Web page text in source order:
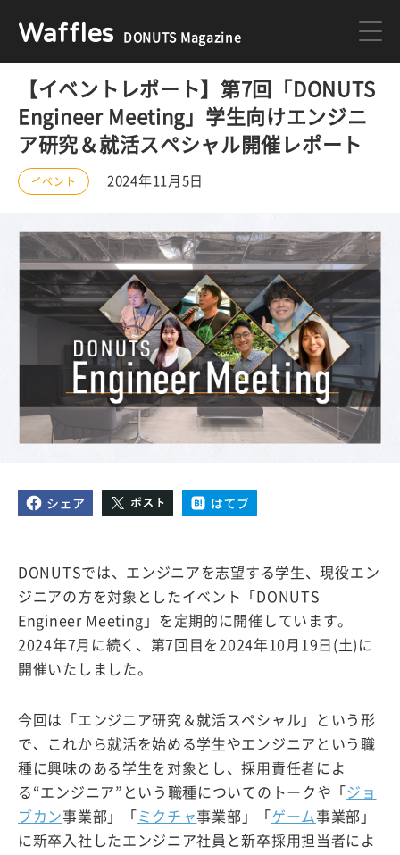
Waffles DONUTS Magazine
DONUTS ジョブカン
ミクチャ ゲーム
DONUTSの採用情報はこちら
【イベントレポート】第7回「DONUTS
Engineer Meeting」学生向けエンジニ
ア研究＆就活スペシャル開催レポート
イベント 2024年11月5日
DONUTSでは、エンジニアを志望する学生、現役エン
ジニアの方を対象としたイベント「DONUTS
Engineer Meeting」を定期的に開催しています。
2024年7月に続く、第7回目を2024年10月19日(土)に
開催いたしました。
今回は「エンジニア研究＆就活スペシャル」という形
で、これから就活を始める学生やエンジニアという職
種に興味のある学生を対象とし、採用責任者によ
る“エンジニア”という職種についてのトークや「 ジョ
ブカン事業部」「 ミクチャ事業部」「 ゲーム事業部」
に新卒入社したエンジニア社員と新卒採用担当者によ